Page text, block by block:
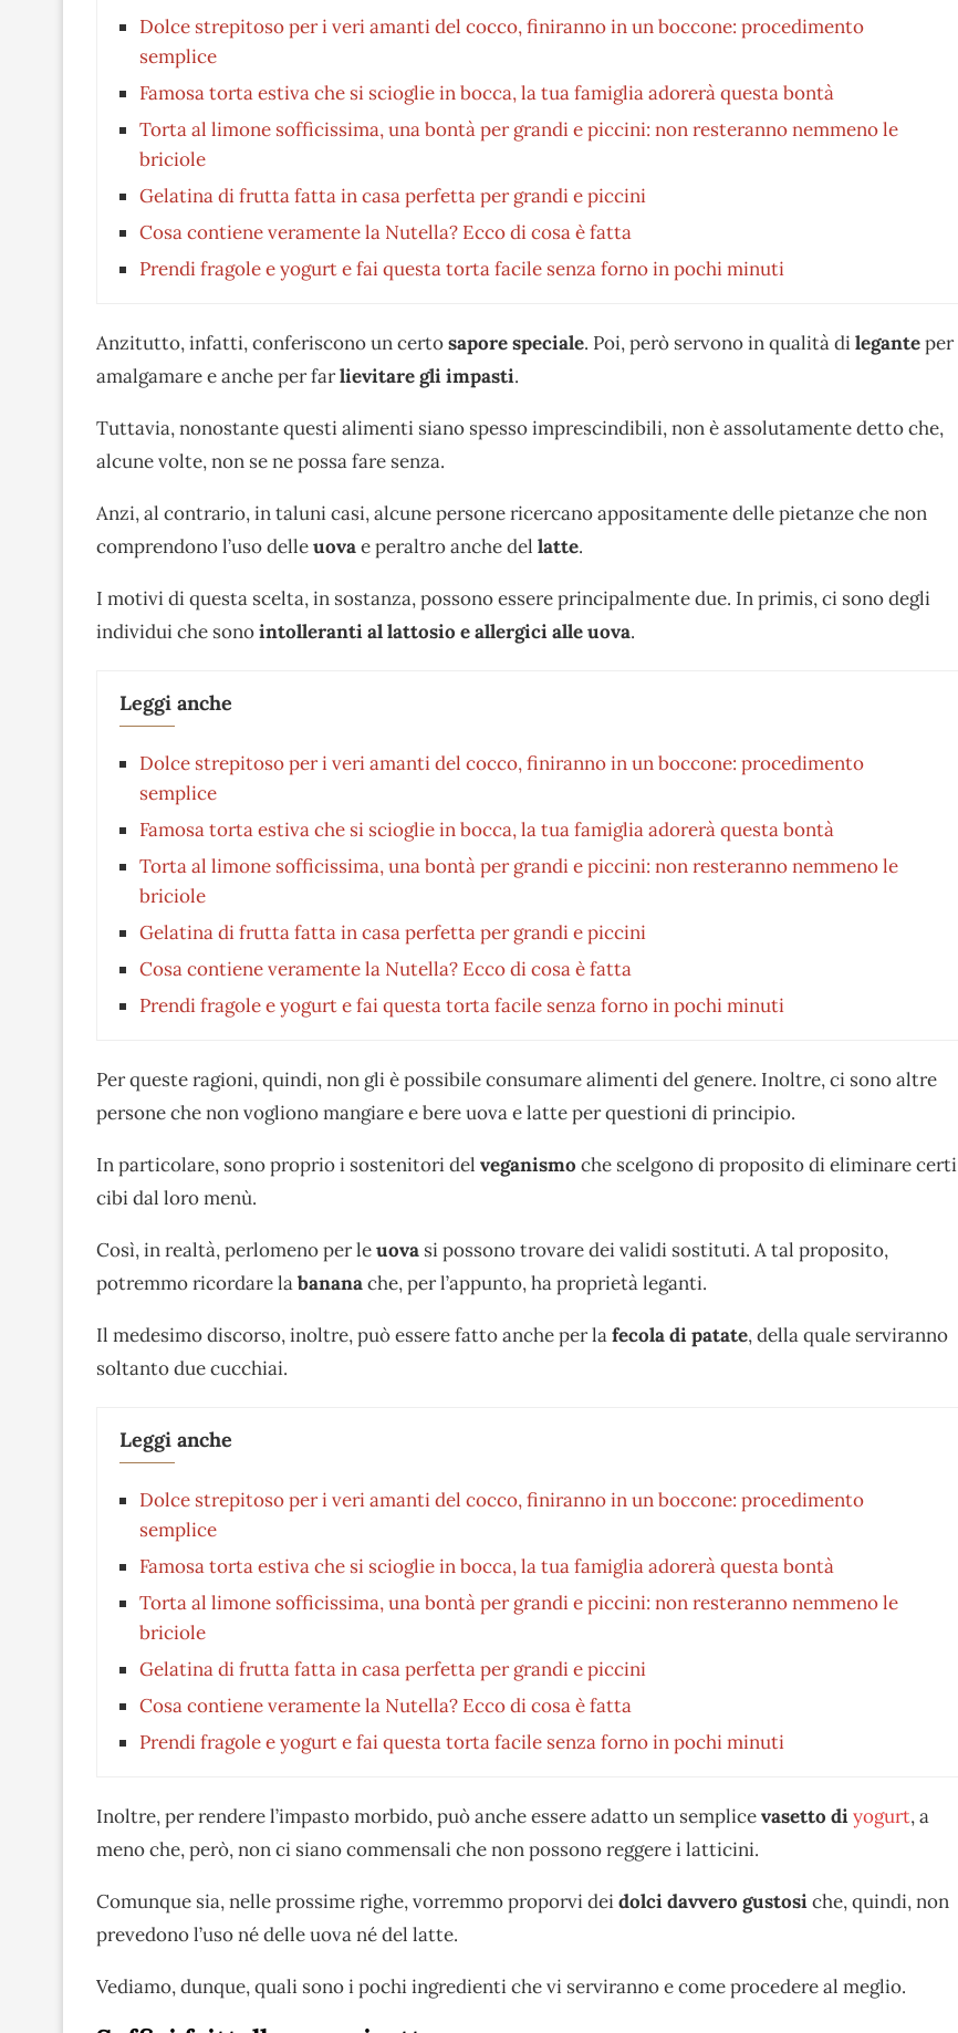
Dolce strepitoso per i veri amanti del cocco, finiranno in un boccone: procedimento
semplice
Famosa torta estiva che si scioglie in bocca, la tua famiglia adorerà questa bontà
Torta al limone sofficissima, una bontà per grandi e piccini: non resteranno nemmeno le
briciole
Gelatina di frutta fatta in casa perfetta per grandi e piccini
Cosa contiene veramente la Nutella? Ecco di cosa è fatta
Prendi fragole e yogurt e fai questa torta facile senza forno in pochi minuti
Anzitutto, infatti, conferiscono un certosapore speciale. Poi, però servono in qualità dileganteper
amalgamare e anche per farlievitare gli impasti.
Tuttavia, nonostante questi alimenti siano spesso imprescindibili, non è assolutamente detto che,
alcune volte, non se ne possa fare senza.
Anzi, al contrario, in taluni casi, alcune persone ricercano appositamente delle pietanze che non
comprendono l’uso delleuovae peraltro anche del latte.
I motivi di questa scelta, in sostanza, possono essere principalmente due. In primis, ci sono degli
individui che sonointolleranti al lattosio e allergici alle uova.
Leggi anche
Dolce strepitoso per i veri amanti del cocco, finiranno in un boccone: procedimento
semplice
Famosa torta estiva che si scioglie in bocca, la tua famiglia adorerà questa bontà
Torta al limone sofficissima, una bontà per grandi e piccini: non resteranno nemmeno le
briciole
Gelatina di frutta fatta in casa perfetta per grandi e piccini
Cosa contiene veramente la Nutella? Ecco di cosa è fatta
Prendi fragole e yogurt e fai questa torta facile senza forno in pochi minuti
Per queste ragioni, quindi, non gli è possibile consumare alimenti del genere. Inoltre, ci sono altre
persone che non vogliono mangiare e bere uova e latte per questioni di principio.
In particolare, sono proprio i sostenitori del veganismo che scelgono di proposito di eliminare certi
cibi dal loro menù.
Così, in realtà, perlomeno per leuova si possono trovare dei validi sostituti. A tal proposito,
potremmo ricordare labananache, per l’appunto, ha proprietà leganti.
Il medesimo discorso, inoltre, può essere fatto anche per lafecola di patate, della quale serviranno
soltanto due cucchiai.
Leggi anche
Dolce strepitoso per i veri amanti del cocco, finiranno in un boccone: procedimento
semplice
Famosa torta estiva che si scioglie in bocca, la tua famiglia adorerà questa bontà
Torta al limone sofficissima, una bontà per grandi e piccini: non resteranno nemmeno le
briciole
Gelatina di frutta fatta in casa perfetta per grandi e piccini
Cosa contiene veramente la Nutella? Ecco di cosa è fatta
Prendi fragole e yogurt e fai questa torta facile senza forno in pochi minuti
Inoltre, per rendere l’impasto morbido, può anche essere adatto un semplicevasetto diyogurt, a
meno che, però, non ci siano commensali che non possono reggere i latticini.
Comunque sia, nelle prossime righe, vorremmo proporvi deidolci davvero gustosiche, quindi, non
prevedono l’uso né delle uova né del latte.
Vediamo, dunque, quali sono i pochi ingredienti che vi serviranno e come procedere al meglio.